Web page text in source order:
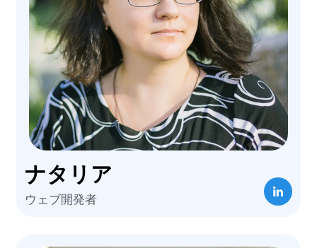
ナタリア
ウェブ開発者